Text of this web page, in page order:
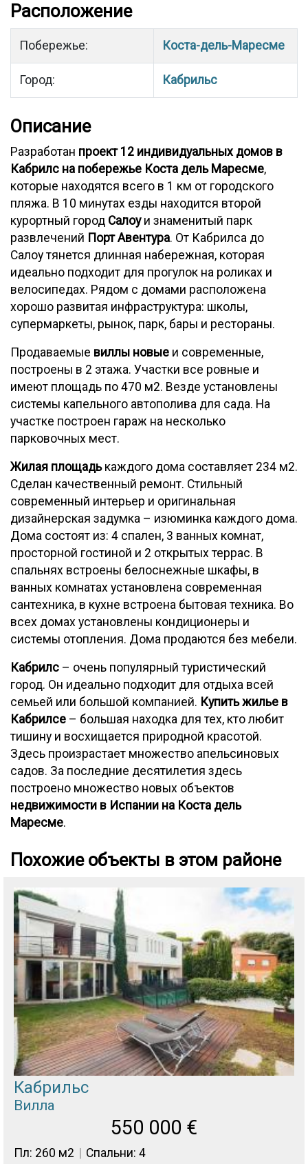
Расположение
Побережье: Коста-дель-Маресме
Город: Кабрильс
Описание
Разработан проект 12 индивидуальных домов в
Кабрилс на побережье Коста дель Маресме,
которые находятся всего в 1 км от городского
пляжа. В 10 минутах езды находится второй
курортный город Салоуи знаменитый парк
развлечений Порт Авентура. От Кабрилса до
Салоу тянется длинная набережная, которая
идеально подходит для прогулок на роликах и
велосипедах. Рядом с домами расположена
хорошо развитая инфраструктура: школы,
супермаркеты, рынок, парк, бары и рестораны.
Продаваемые виллы новые и современные,
построены в 2 этажа. Участки все ровные и
имеют площадь по 470 м2. Везде установлены
системы капельного автополива для сада. На
участке построен гараж на несколько
парковочных мест.
Жилая площадькаждого дома составляет 234 м2.
Сделан качественный ремонт. Стильный
современный интерьер и оригинальная
дизайнерская задумка – изюминка каждого дома.
Дома состоят из: 4 спален, 3 ванных комнат,
просторной гостиной и 2 открытых террас. В
спальнях встроены белоснежные шкафы, в
ванных комнатах установлена современная
сантехника, в кухне встроена бытовая техника. Во
всех домах установлены кондиционеры и
системы отопления. Дома продаются без мебели.
Кабрилс – очень популярный туристический
город. Он идеально подходит для отдыха всей
семьей или большой компанией. Купить жилье в
Кабрилсе – большая находка для тех, кто любит
тишину и восхищается природной красотой.
Здесь произрастает множество апельсиновых
садов. За последние десятилетия здесь
построено множество новых объектов
недвижимости в Испании на Коста дель
Маресме.
Похожие объекты в этом районе
Кабрильс
Вилла
550 000 €
Пл: 260 м2 Спальни: 4